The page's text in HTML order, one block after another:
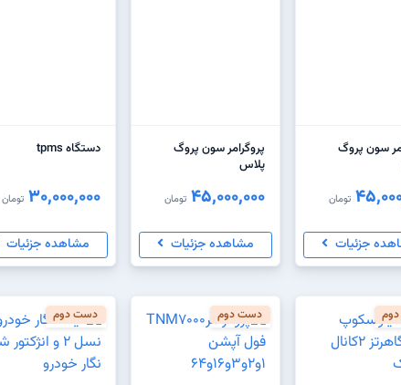
سون پروگ
تومان
جزئیات
پروگرامر سون پروگ
پلاس
45,000,000 تومان
مشاهده جزئیات
دستگاه tpms
30,000,000 تومان
مشاهده جزئیات
دست دوم دست دوم